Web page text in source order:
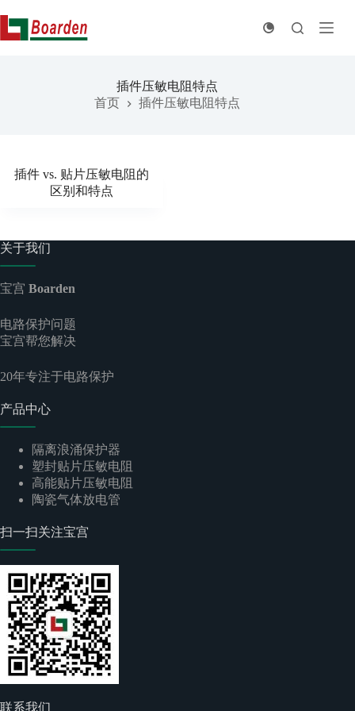
至
内
插件压敏电阻特点
首页
插件压敏电阻特点
插件 vs. 贴片压敏电阻的
区别和特点
关于我们
宝宫 Boarden
电路保护问题
宝宫帮您解决
20年专注于电路保护
产品中心
隔离浪涌保护器
塑封贴片压敏电阻
高能贴片压敏电阻
陶瓷气体放电管
扫一扫关注宝宫
联系我们